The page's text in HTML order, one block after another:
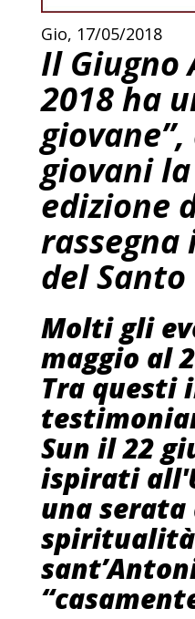
Gio, 17/05/2018
Il Giugno
2018 ha
giovani la
edizione
rassegna
del
Molti gli
maggio al
Tra questi
Sun il 22
ispirati
una